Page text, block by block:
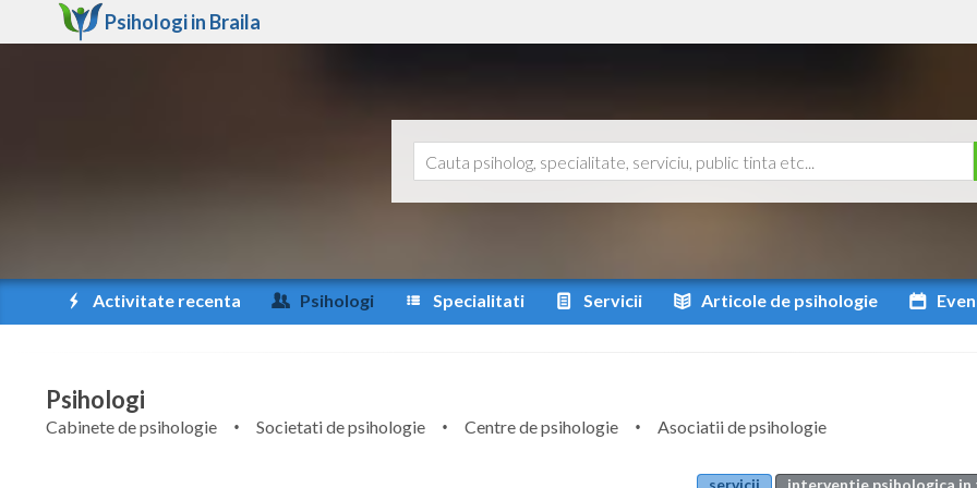
Psihologi in Braila
Activitate recenta Psihologi Specialitati Servicii Articole de psihologie
Psihologi
Cabinete de psihologie Societati de psihologie Centre de psihologie
Asociatii de psihologie
servicii
interventie psihologica